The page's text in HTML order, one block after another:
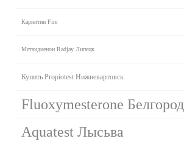
Карнитин Fire
Метандиенон Radjay Липецк
Купить Propiotest Нижневартовск
Fluoxymesterone Белгород
Aquatest Лысьва